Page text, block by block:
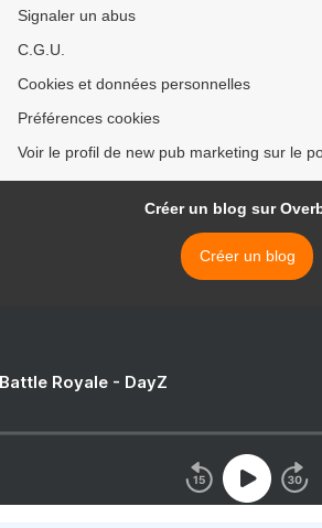
Signaler un abus
C.G.U.
Cookies et données personnelles
Préférences cookies
Voir le profil de new pub marketing sur le
Créer un blog sur
Créer un blog
Royale - DayZ